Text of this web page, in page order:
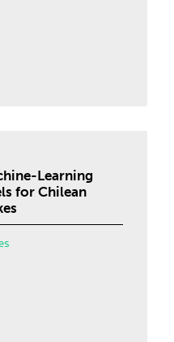
Learning
for Chilean